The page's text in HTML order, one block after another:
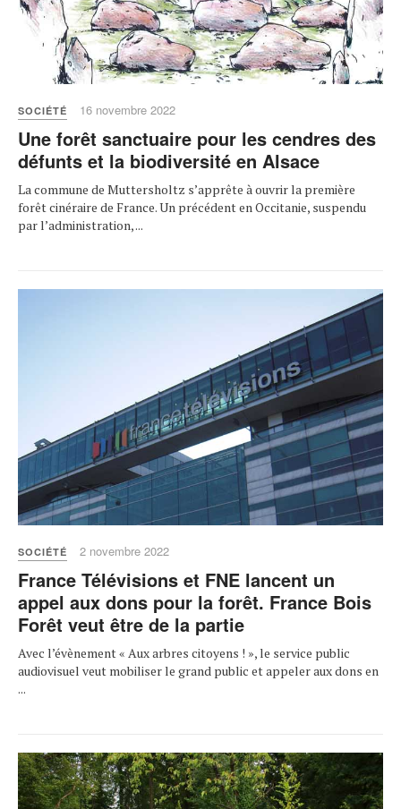
SOCIÉTÉ 16 novembre 2022
Une forêt sanctuaire pour les cendres des
défunts et la biodiversité en Alsace
La commune de Muttersholtz s’apprête à ouvrir la première
forêt cinéraire de France. Un précédent en Occitanie, suspendu
par l’administration, ...
SOCIÉTÉ 2 novembre 2022
France Télévisions et FNE lancent un
appel aux dons pour la forêt. France Bois
Forêt veut être de la partie
Avec l’évènement « Aux arbres citoyens ! », le service public
audiovisuel veut mobiliser le grand public et appeler aux dons en
...